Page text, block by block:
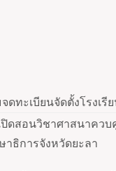
จดทะเบียนจัดตั้งโรงเ
ปิดสอนวิชาศาสนาคว
าธิการจังหวัดยะลา